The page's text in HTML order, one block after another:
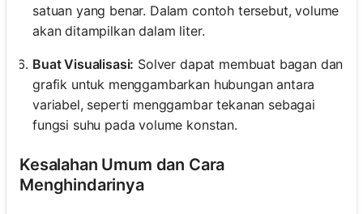
satuan yang benar. Dalam contoh tersebut, volume
akan ditampilkan dalam liter.
Buat Visualisasi: Solver dapat membuat bagan dan
grafik untuk menggambarkan hubungan antara
variabel, seperti menggambar tekanan sebagai
fungsi suhu pada volume konstan.
Kesalahan Umum dan Cara
Menghindarinya